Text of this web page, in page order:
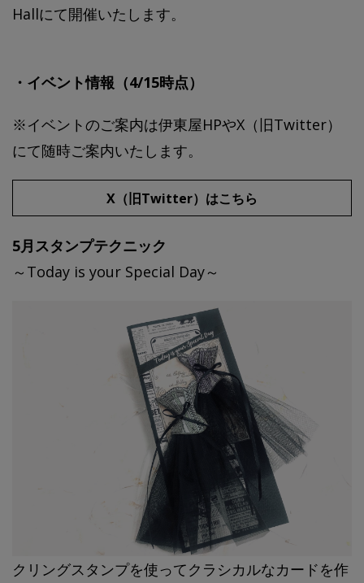
Hallにて開催いたします。
・イベント情報（4/15時点）
※イベントのご案内は伊東屋HPやX（旧Twitter）
にて随時ご案内いたします。
X（旧Twitter）はこちら
5月スタンプテクニック
～Today is your Special Day～
クリングスタンプを使ってクラシカルなカードを作